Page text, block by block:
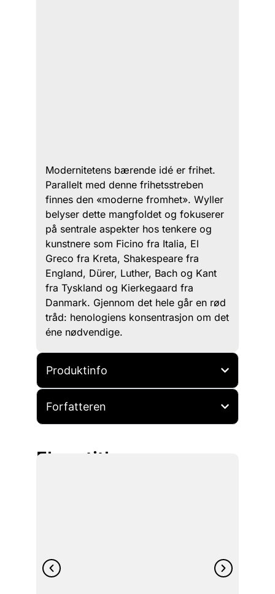
Modernitetens bærende idé er frihet.
Parallelt med denne frihetsstreben
finnes den «moderne fromhet». Wyller
belyser dette mangfoldet og fokuserer
på sentrale aspekter hos tenkere og
kunstnere som Ficino fra Italia, El
Greco fra Kreta, Shakespeare fra
England, Dürer, Luther, Bach og Kant
fra Tyskland og Kierkegaard fra
Danmark. Gjennom det hele går en rød
tråd: henologiens konsentrasjon om det
éne nødvendige.
Produktinfo
Forfatteren
Flere titler